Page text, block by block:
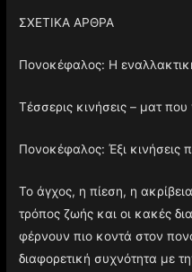
ΣΧΕΤΙΚΑ ΑΡΘΡΑ
Πονοκέφαλος: Η
Τέσσερις κινήσεις – ματ
Πονοκέφαλος: Έξι κινήσεις
Το άγχος, η πίεση, η
τρόπος ζωής και οι κακές
φέρνουν πιο κοντά στον
διαφορετική συχνότητα με